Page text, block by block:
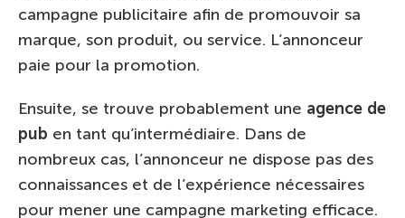
campagne publicitaire afin de promouvoir sa
marque, son produit, ou service. L’annonceur
paie pour la promotion.
Ensuite, se trouve probablement une agence de
pub en tant qu’intermédiaire. Dans de
nombreux cas, l’annonceur ne dispose pas des
connaissances et de l’expérience nécessaires
pour mener une campagne marketing efficace.